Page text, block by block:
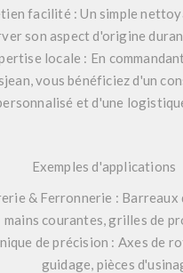
facilité : Un simple
son aspect d'origine
locale : En
, vous bénéficiez d'un
et d'une
Exemples d'applications
& Ferronnerie : Barreaux
mains courantes, grilles de
de précision : Axes de
guidage, pièces